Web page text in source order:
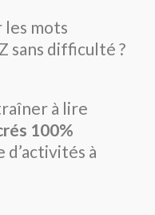
les mots
sans difficulté ?
à lire
100%
d’activités à